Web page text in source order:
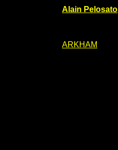
Alain Pelosato
ARKHAM